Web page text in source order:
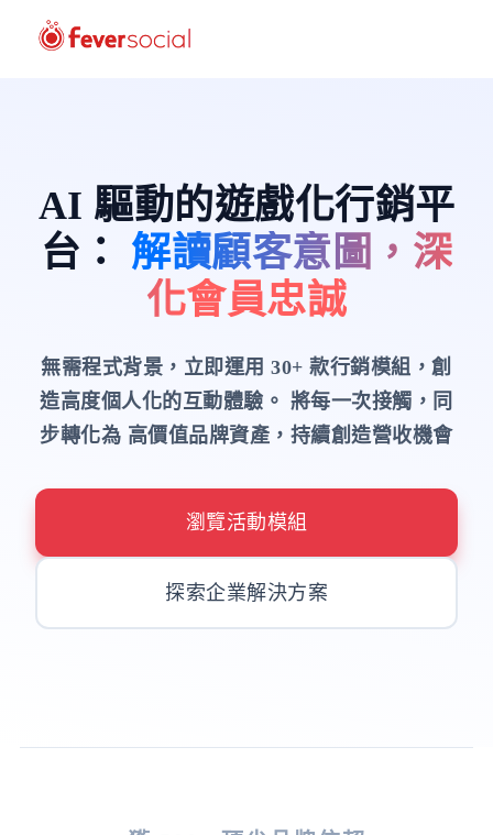
AI 驅動的遊戲化行銷平
台 ： 解讀顧客意圖，深
化會員忠誠
無需程式背景，立即運用 30+ 款行銷模組，創
造高度個人化的互動體驗。 將每一次接觸，同
步轉化為 高價值品牌資產，持續創造營收機會
瀏覽活動模組
探索企業解決方案